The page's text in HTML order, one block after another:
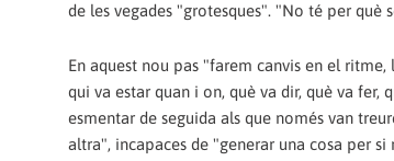
de les vegades "grotesques". "No té per què
En aquest nou pas "farem canvis en el
qui va estar quan i on, què va dir, què va fer,
esmentar de seguida als que només van
altra", incapaces de "generar una cosa per